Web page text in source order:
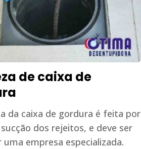
de caixa de
da caixa de gordura é feita por
dos rejeitos, e deve ser
empresa especializada.